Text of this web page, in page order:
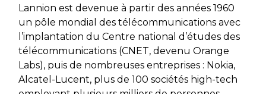
Lannion est devenue à partir des années 1960
un pôle mondial des télécommunications avec
l’implantation du Centre national d’études des
télécommunications (CNET, devenu Orange
Labs), puis de nombreuses entreprises : Nokia,
Alcatel-Lucent, plus de 100 sociétés high-tech